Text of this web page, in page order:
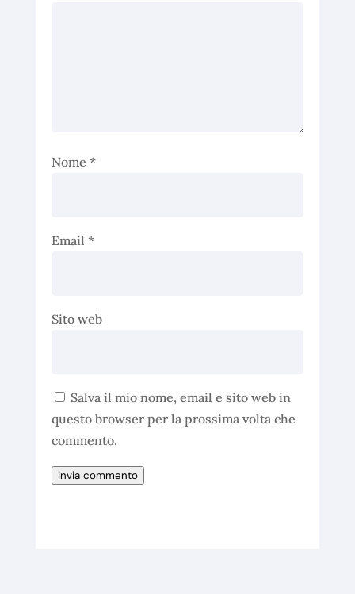
Nome *
Email *
Sito web
Salva il mio nome, email e sito web in
questo browser per la prossima volta che
commento.
Invia commento